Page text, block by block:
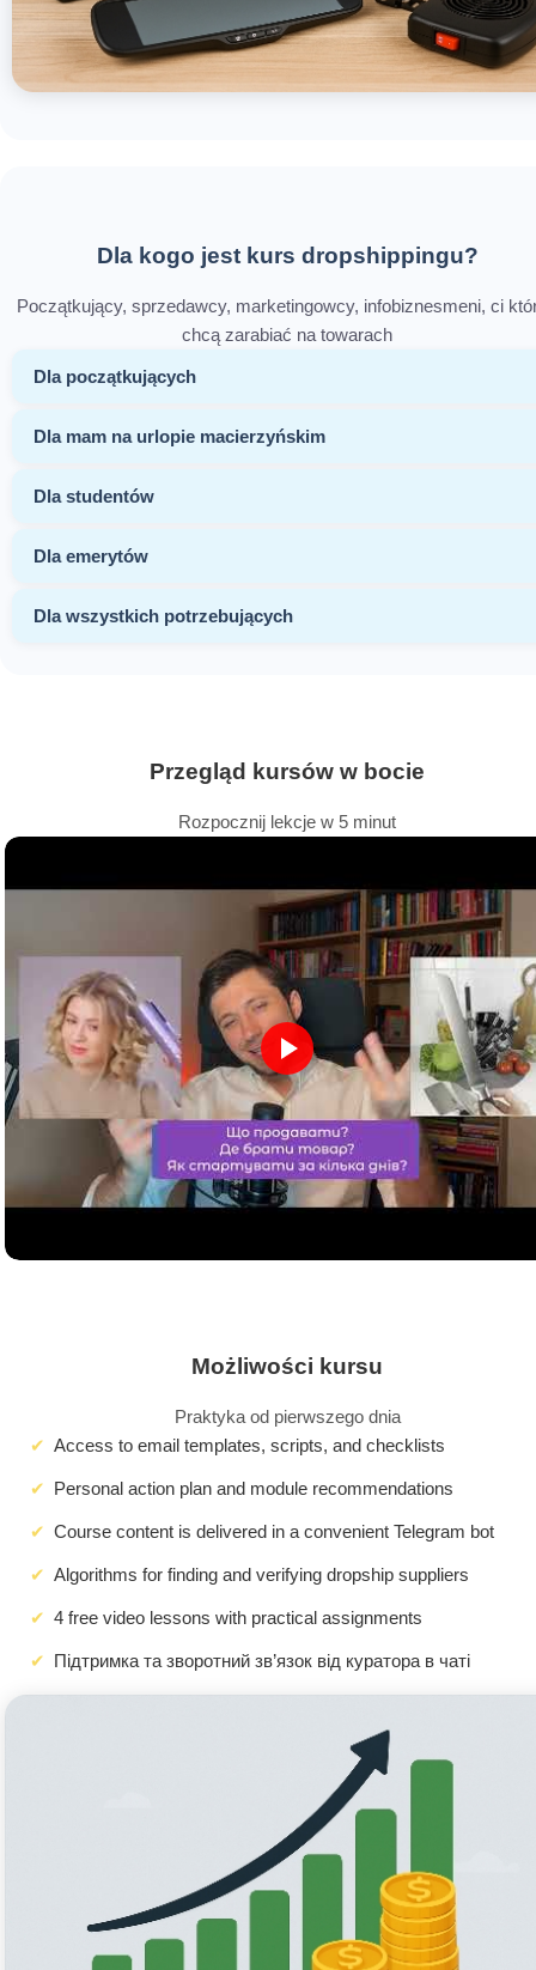
Dla kogo jest kurs dropshippingu?
Początkujący, sprzedawcy, marketingowcy, infobiznesmeni, ci
chcą zarabiać na towarach
Dla początkujących
Dla mam na urlopie macierzyńskim
Dla studentów
Dla emerytów
Dla wszystkich potrzebujących
Przegląd kursów w bocie
Rozpocznij lekcje w 5 minut
Możliwości kursu
Praktyka od pierwszego dnia
Access to email templates, scripts, and checklists
Personal action plan and module recommendations
Course content is delivered in a convenient Telegram bot
Algorithms for finding and verifying dropship suppliers
4 free video lessons with practical assignments
Підтримка та зворотний зв’язок від куратора в чаті